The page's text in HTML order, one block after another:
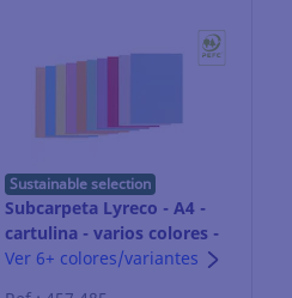
Sustainable selection
Subcarpeta Lyreco - A4 -
cartulina - varios colores -
Pack de 100
Ver 6+ colores/variantes